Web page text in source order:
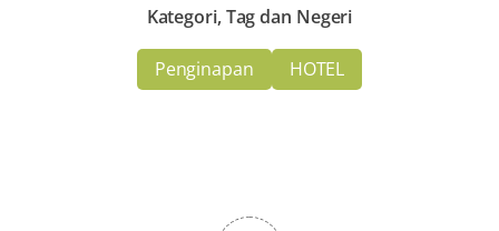
Kategori, Tag dan Negeri
Penginapan HOTEL